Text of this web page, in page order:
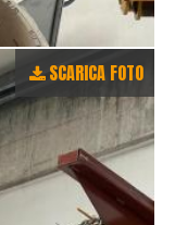
SCARICA FOTO